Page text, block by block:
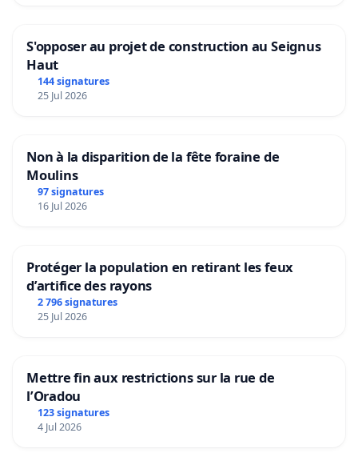
S'opposer au projet de construction au Seignus
Haut
144 signatures
25 Jul 2026
Non à la disparition de la fête foraine de
Moulins
97 signatures
16 Jul 2026
Protéger la population en retirant les feux
d’artifice des rayons
2 796 signatures
25 Jul 2026
Mettre fin aux restrictions sur la rue de
l’Oradou
123 signatures
4 Jul 2026